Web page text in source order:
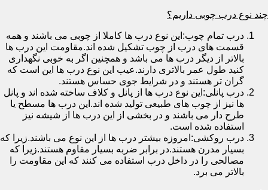
چند نوع درب چوبی داریم؟
درب تمام چوب:این نوع درب ها کاملا از چوبی می باشند و همه
قسمت های درب از چوب تشکیل شده اند.مقاومت این درب ها
بالاتر از دیگر درب ها می باشد و همچنین اگر به خوبی نگهداری
کنید طول عمر بالاتری دارند.عیب این نوع درب ها این است که
گران تر هستند و در شرایط جوی حساس هستند.
درب پانلی:این نوع درب ها از پانل و کلاف ساخته شده اند و پانل
ها نیز از چوب های طبیعی تولید شده اند.این درب ها مسطح یا
طرح دار می باشند و در بخشی از این درب ها از شیشه نیز
استفاده شده است.
درب روکشی:امروزه بیشتر درب ها از این نوع می باشند.زیرا که
بسیار مدرن هستند.در برابر ضربه بسیار مقاوم هستند.زیرا که
مصالحی را در داخل درب استفاده می کنند که این مقاومت را
بالاتر می برد.